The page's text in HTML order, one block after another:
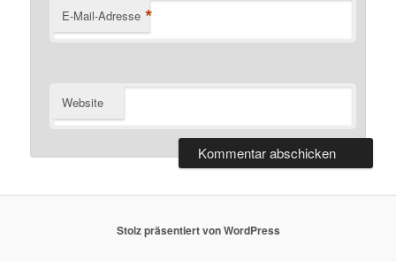
E-Mail-Adresse *
Website
Stolz präsentiert von WordPress